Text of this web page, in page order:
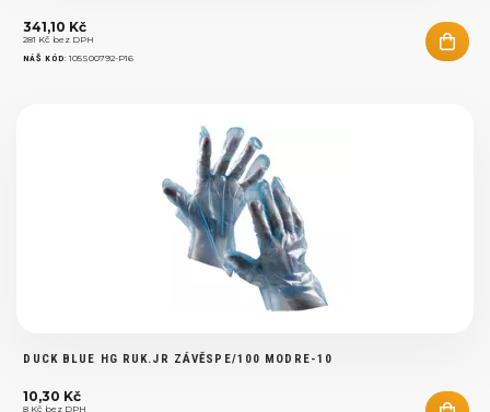
341,10 Kč
281 Kč bez DPH
NÁŠ KÓD:105S00792-P16
DUCK BLUE HG RUK.JR ZÁVĚSPE/100 MODRE-10
10,30 Kč
8 Kč bez DPH